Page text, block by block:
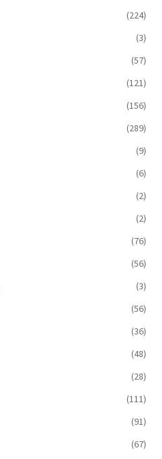
(224)
(3)
(57)
(121)
(156)
(289)
(9)
(6)
(2)
(2)
(76)
(56)
(3)
(56)
(36)
(48)
(28)
(111)
(91)
(67)